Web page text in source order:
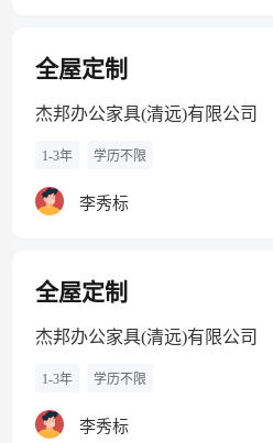
全屋定制
杰邦办公家具(清远)有限公司
1-3年 学历不限
李秀标
全屋定制
杰邦办公家具(清远)有限公司
1-3年 学历不限
李秀标